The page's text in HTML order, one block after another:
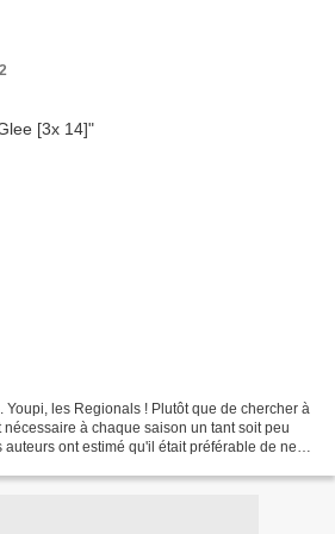
Youpi, les Regionals ! Plutôt que de chercher à
à chaque saison un tant soit peu
ont estimé qu'il était préférable de ne